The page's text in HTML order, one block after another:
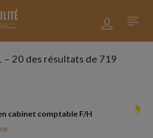
– 20 des résultats de 719
cabinet comptable F/H